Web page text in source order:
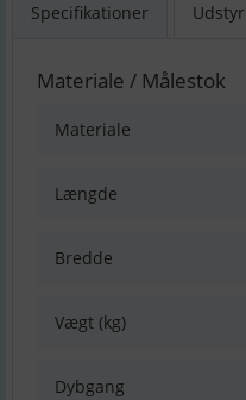
Specifikationer Udstyr
Materiale / Målestok
Materiale
Længde
Bredde
Vægt (kg)
Dybgang